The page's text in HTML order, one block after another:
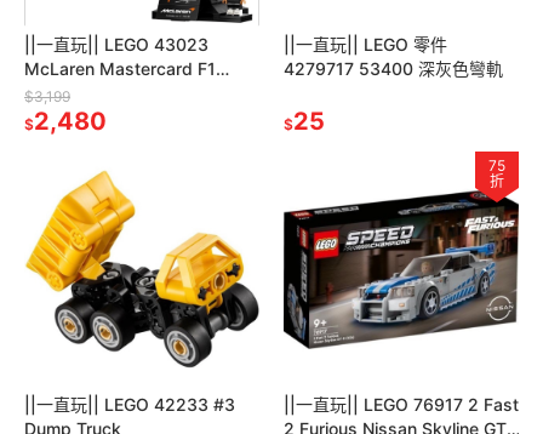
||一直玩|| LEGO 43023
McLaren Mastercard F1
Lando Norris Helmet
$3,199
$2,480
||一直玩|| LEGO 零件
4279717 53400 深灰色彎軌
$25
||一直玩|| LEGO 42233 #3
Dump Truck
75
折
||一直玩|| LEGO 76917 2 Fast
2 Furious Nissan Skyline GT-